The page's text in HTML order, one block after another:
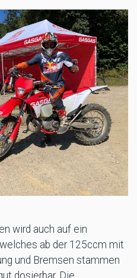
wird auch auf ein
ab der 125ccm mit
und Bremsen stammen
dosierbar. Die